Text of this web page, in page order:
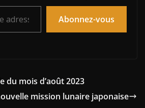
Abonnez-vous
du mois d’août 2023
mission lunaire japonaise